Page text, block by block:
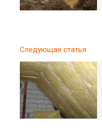
Следующая статья